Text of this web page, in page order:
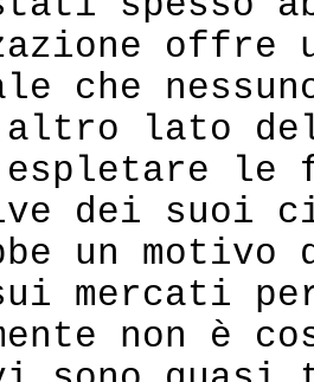
che
lato
le
dei suoi
un
mercati
non è